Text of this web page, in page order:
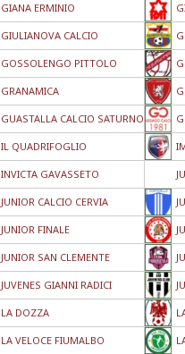
GIANA ERMINIO
GIULIANOVA CALCIO
GOSSOLENGO PITTOLO
GRANAMICA
GUASTALLA CALCIO SATURNO
IL QUADRIFOGLIO
INVICTA GAVASSETO
JUNIOR CALCIO CERVIA
JUNIOR FINALE
JUNIOR SAN CLEMENTE
JUVENES GIANNI RADICI
LA DOZZA
LA VELOCE FIUMALBO